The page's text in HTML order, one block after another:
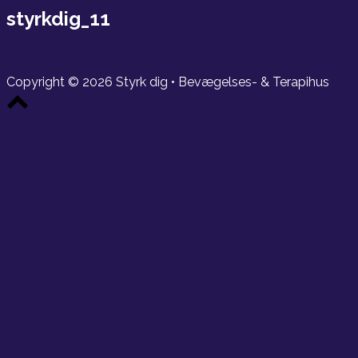
styrkdig_11
Copyright © 2026 Styrk dig • Bevægelses- & Terapihus
Scroll
to